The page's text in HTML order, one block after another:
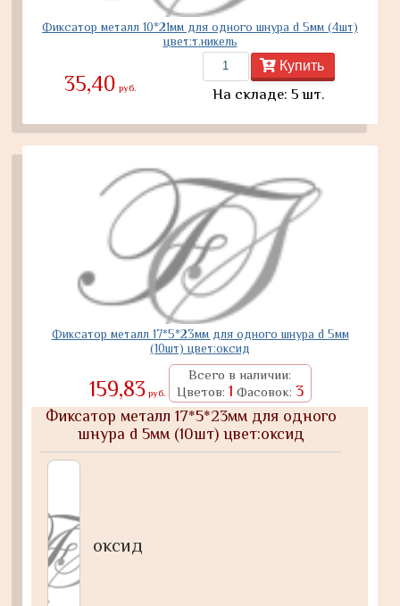
Фиксатор металл 10*21мм для одного шнура d 5мм (4шт)
цвет:т.никель
35,40 руб.
Купить
На складе: 5 шт.
Фиксатор металл 17*5*23мм для одного шнура d 5мм
(10шт) цвет:оксид
159,83руб.
Всего в наличии:
Цветов: 1 Фасовок: 3
Фиксатор металл 17*5*23мм для одного
шнура d 5мм (10шт) цвет:оксид
оксид